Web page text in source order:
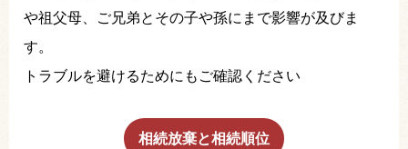
や祖父母、ご兄弟とその子や孫にまで影響が及びま
す。
トラブルを避けるためにもご確認ください
相続放棄と相続順位